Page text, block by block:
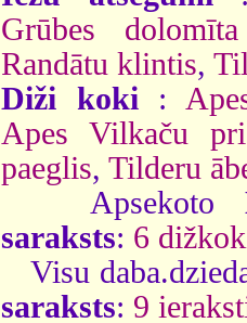
Grūbes
Randātu klintis,
Diži koki :
Apes Vilkaču
paeglis, Tilderu
Apsekoto
saraksts: 6
Visu
saraksts: 9